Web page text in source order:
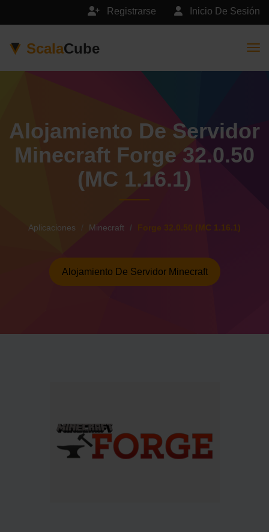
Inicio De Sesión
Registrarse
ScalaCube
Alojamiento De Servidor
Minecraft Forge 32.0.50
(MC 1.16.1)
Aplicaciones Minecraft Forge 32.0.50 (MC 1.16.1)
Alojamiento De Servidor Minecraft